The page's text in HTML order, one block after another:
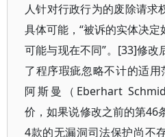
人针对行政行为的废除请求
具体可能，“被诉的实体决
可能与现在不同”。[33]修改
了程序瑕疵忽略不计的适用
阿斯曼（Eberhart
价，如果说修改之前的第46
4款的无漏洞司法保护尚不